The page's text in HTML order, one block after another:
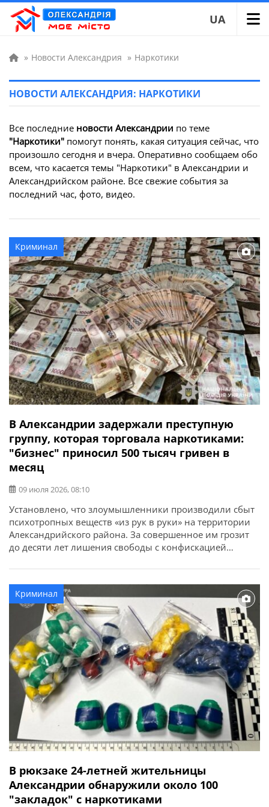
UA
» Новости Александрия » Наркотики
НОВОСТИ АЛЕКСАНДРИЯ: НАРКОТИКИ
Все последние новости Александрии по теме
"Наркотики" помогут понять, какая ситуация сейчас, что
произошло сегодня и вчера. Оперативно сообщаем обо
всем, что касается темы "Наркотики" в Александрии и
Александрийском районе. Все свежие события за
последний час, фото, видео.
Криминал
В Александрии задержали преступную
группу, которая торговала наркотиками:
"бизнес" приносил 500 тысяч гривен в
месяц
09 июля 2026, 08:10
Установлено, что злоумышленники производили сбыт
психотропных веществ «из рук в руки» на территории
Александрийского района. За совершенное им грозит
до десяти лет лишения свободы с конфискацией
области. Преступную деятельность трех жителей города
Александрии разоблачили сотрудники управления по
борьбе с наркопреступностью совместно со
следователями следственного управления и
подразделения уголовного […]
Криминал
В рюкзаке 24-летней жительницы
Александрии обнаружили около 100
"закладок" с наркотиками